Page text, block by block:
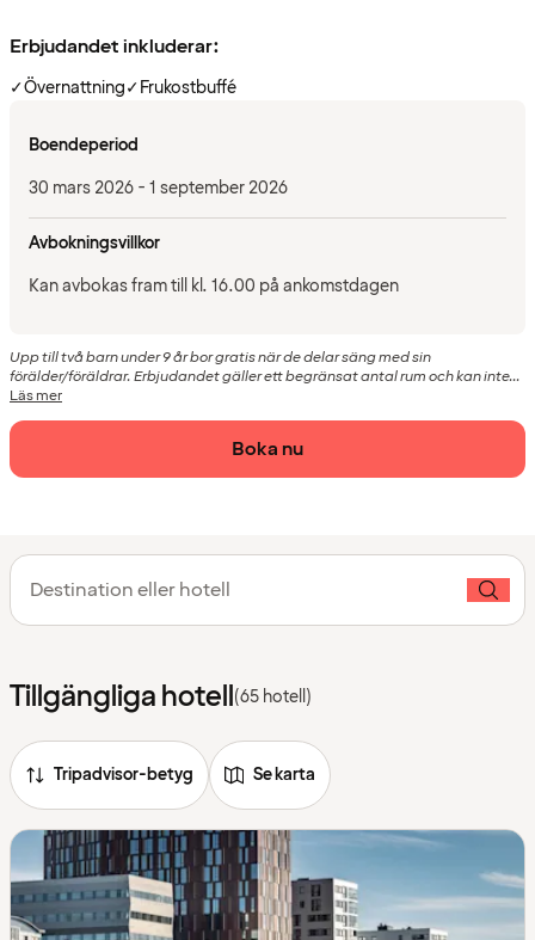
Erbjudandet inkluderar:
✓Övernattning✓Frukostbuffé
Boendeperiod
30 mars 2026 - 1 september 2026
Avbokningsvillkor
Kan avbokas fram till kl. 16.00 på ankomstdagen
Upp till två barn under 9 år bor gratis när de delar säng med sin
förälder/föräldrar. Erbjudandet gäller ett begränsat antal rum och kan inte...
Läs mer
Boka nu
Destination eller hotell
Tillgängliga hotell(65 hotell)
Tripadvisor-betyg Se karta